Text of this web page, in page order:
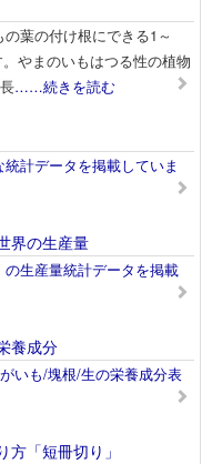
の葉の付け根にできる1～
やまのいもはつる性の植物
……続きを読む
計データを掲載していま
界の生産量
生産量統計データを掲載
養成分
いも/塊根/生の栄養成分表
「短冊切り」